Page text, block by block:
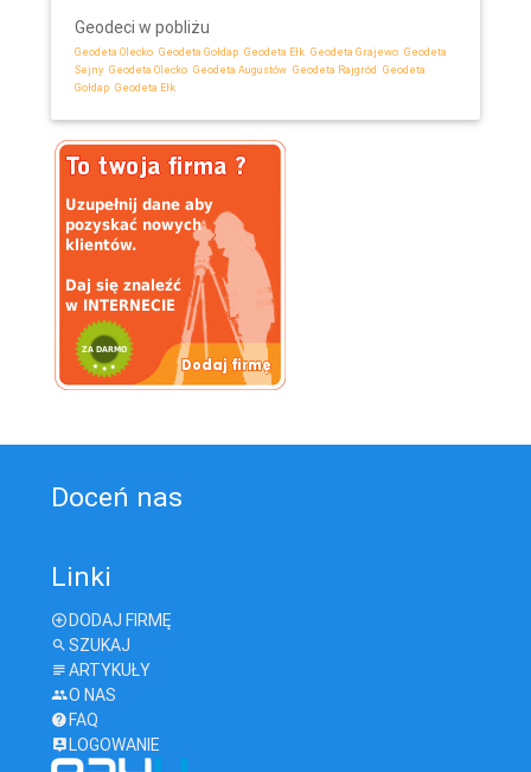
Geodeci w pobliżu
Geodeta Olecko Geodeta Gołdap Geodeta Ełk Geodeta Grajewo Geodeta
Sejny Geodeta Olecko Geodeta Augustów Geodeta Rajgród Geodeta
Gołdap Geodeta Ełk
Doceń nas
Linki
DODAJ FIRMĘ
SZUKAJ
ARTYKUŁY
O NAS
FAQ
LOGOWANIE